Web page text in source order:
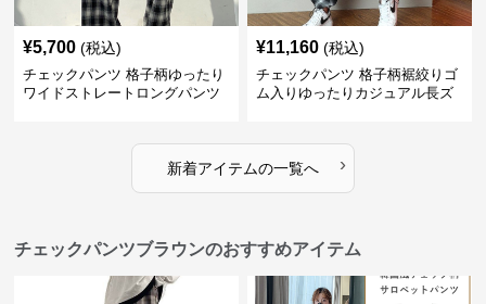
¥5,700 (税込)
チェックパンツ 格子柄ゆったり
ワイドストレートロングパンツ
¥11,160 (税込)
チェックパンツ 格子柄裾絞りゴ
ム入りゆったりカジュアル長ズ
新着アイテムの一覧へ ›
チェックパンツブラウンのおすすめアイテム